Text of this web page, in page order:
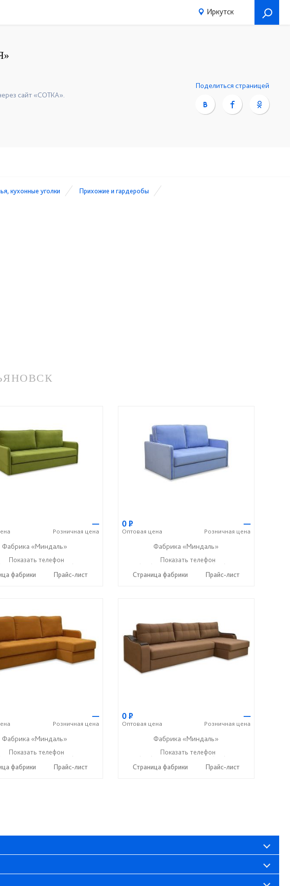
Иркутск
сайт «СОТКА».
Поделиться страницей
кухонные уголки
Прихожие и гардеробы
—
Розничная цена
Фабрика «Миндаль»
630-62-82 ☎+7 (917) 638-44-17
Показать телефон
фабрики
Прайс-лист
0Р
Оптовая цена
—
Розничная цена
Фабрика «Миндаль»
+7 (927) 630-62-82 ☎+7 (917) 638-44-17
Показать телефон
Страница фабрики
Прайс-лист
—
Розничная цена
Фабрика «Миндаль»
630-62-82 ☎+7 (917) 638-44-17
Показать телефон
фабрики
Прайс-лист
0Р
Оптовая цена
—
Розничная цена
Фабрика «Миндаль»
+7 (927) 630-62-82 ☎+7 (917) 638-44-17
Показать телефон
Страница фабрики
Прайс-лист